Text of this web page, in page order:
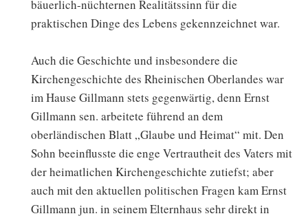
bäuerlich-nüchternen Realitätssinn für die
praktischen Dinge des Lebens gekennzeichnet war.
Auch die Geschichte und insbesondere die
Kirchengeschichte des Rheinischen Oberlandes war
im Hause Gillmann stets gegenwärtig, denn Ernst
Gillmann sen. arbeitete führend an dem
oberländischen Blatt „Glaube und Heimat“ mit. Den
Sohn beeinflusste die enge Vertrautheit des Vaters mit
der heimatlichen Kirchengeschichte zutiefst; aber
auch mit den aktuellen politischen Fragen kam Ernst
Gillmann jun. in seinem Elternhaus sehr direkt in